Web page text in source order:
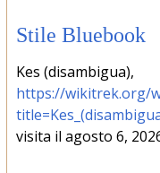
Stile Bluebook
Kes (disambigua),
https://wikitrek.org/
visita il agosto 6,